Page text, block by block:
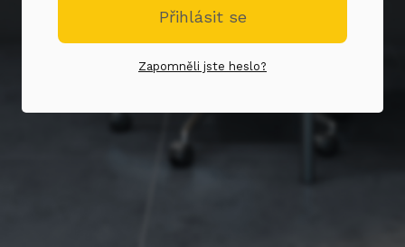
Přihlásit se
Zapomněli jste heslo?